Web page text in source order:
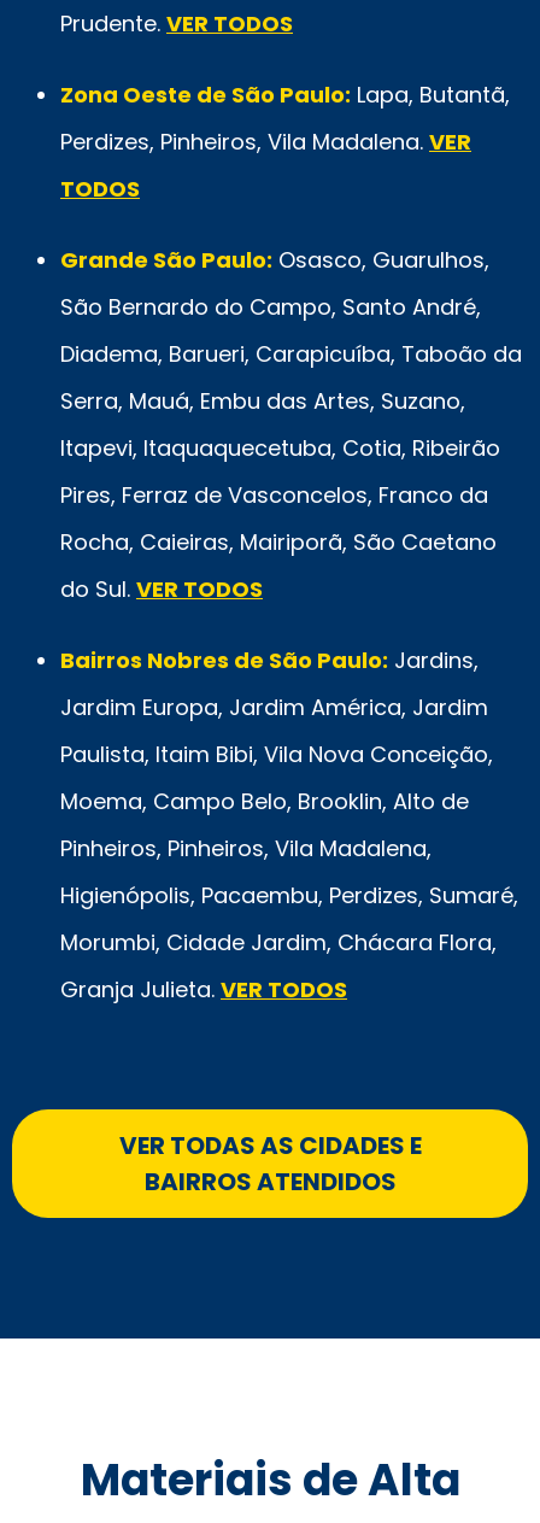
Prudente. VER TODOS
Zona Oeste de São Paulo: Lapa, Butantã,
Perdizes, Pinheiros, Vila Madalena. VER
TODOS
Grande São Paulo: Osasco, Guarulhos,
São Bernardo do Campo, Santo André,
Diadema, Barueri, Carapicuíba, Taboão da
Serra, Mauá, Embu das Artes, Suzano,
Itapevi, Itaquaquecetuba, Cotia, Ribeirão
Pires, Ferraz de Vasconcelos, Franco da
Rocha, Caieiras, Mairiporã, São Caetano
do Sul. VER TODOS
Bairros Nobres de São Paulo: Jardins,
Jardim Europa, Jardim América, Jardim
Paulista, Itaim Bibi, Vila Nova Conceição,
Moema, Campo Belo, Brooklin, Alto de
Pinheiros, Pinheiros, Vila Madalena,
Higienópolis, Pacaembu, Perdizes, Sumaré,
Morumbi, Cidade Jardim, Chácara Flora,
Granja Julieta. VER TODOS
VER TODAS AS CIDADES E
BAIRROS ATENDIDOS
Materiais de Alta